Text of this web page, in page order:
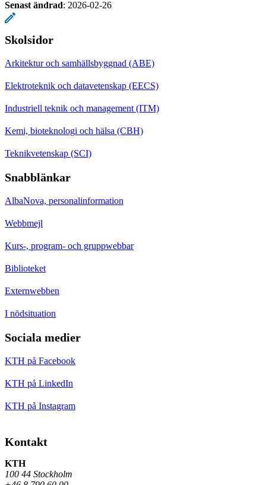
Senast ändrad: 2026-02-26
Skolsidor
Arkitektur och samhällsbyggnad (ABE)
Elektroteknik och datavetenskap (EECS)
Industriell teknik och management (ITM)
Kemi, bioteknologi och hälsa (CBH)
Teknikvetenskap (SCI)
Snabblänkar
AlbaNova, personalinformation
Webbmejl
Kurs-, program- och gruppwebbar
Biblioteket
Externwebben
I nödsituation
Sociala medier
KTH på Facebook
KTH på LinkedIn
KTH på Instagram
Kontakt
KTH
100 44 Stockholm